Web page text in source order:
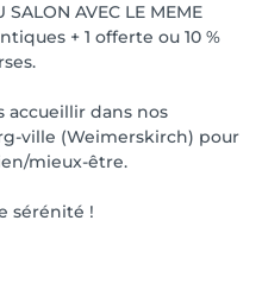
SALON AVEC LE MEME
+ 1 offerte ou 10 %
accueillir dans nos
ville (Weimerskirch) pour
mieux-être.
sérénité !